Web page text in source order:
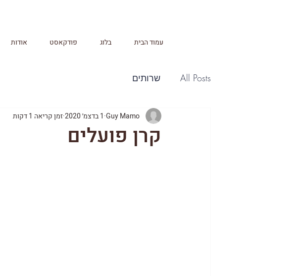
All Posts שרותים
קרן פועלים
Guy Mamo 1 בדצמ׳ 2020 זמן קריאה 1 דקות
עמוד הבית בלוג פודקאסט אודות